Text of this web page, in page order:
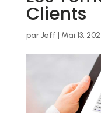
Clients
parJeff | Mai 13,